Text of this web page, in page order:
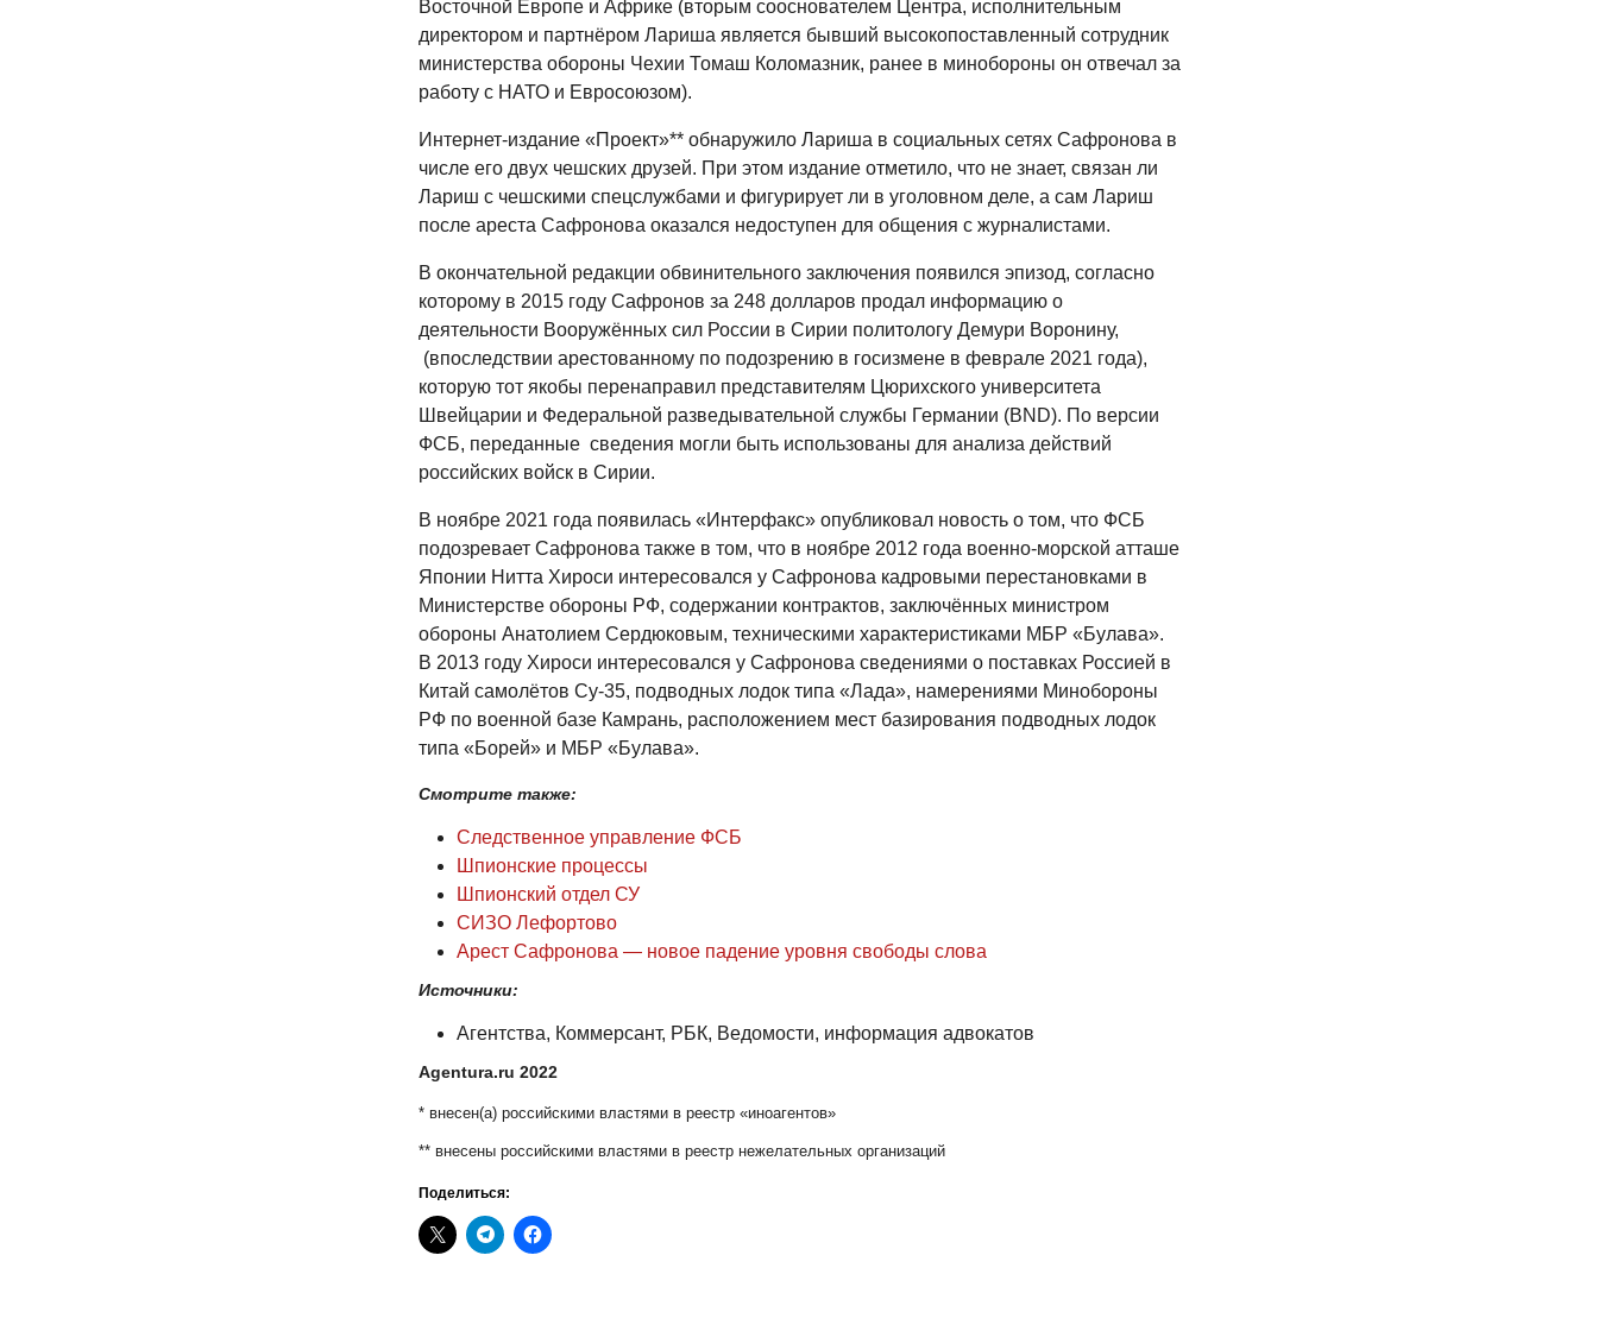
Восточной Европе и Африке (вторым сооснователем Центра, исполнительным
директором и партнёром Лариша является бывший высокопоставленный сотрудник
министерства обороны Чехии Томаш Коломазник, ранее в минобороны он отвечал за
работу с НАТО и Евросоюзом).
Интернет-издание «Проект»** обнаружило Лариша в социальных сетях Сафронова в
числе его двух чешских друзей. При этом издание отметило, что не знает, связан ли
Лариш с чешскими спецслужбами и фигурирует ли в уголовном деле, а сам Лариш
после ареста Сафронова оказался недоступен для общения с журналистами.
В окончательной редакции обвинительного заключения появился эпизод, согласно
которому в 2015 году Сафронов за 248 долларов продал информацию о
деятельности Вооружённых сил России в Сирии политологу Демури Воронину,
(впоследствии арестованному по подозрению в госизмене в феврале 2021 года),
которую тот якобы перенаправил представителям Цюрихского университета
Швейцарии и Федеральной разведывательной службы Германии (BND). По версии
ФСБ, переданные сведения могли быть использованы для анализа действий
российских войск в Сирии.
В ноябре 2021 года появилась «Интерфакс» опубликовал новость о том, что ФСБ
подозревает Сафронова также в том, что в ноябре 2012 года военно-морской атташе
Японии Нитта Хироси интересовался у Сафронова кадровыми перестановками в
Министерстве обороны РФ, содержании контрактов, заключённых министром
обороны Анатолием Сердюковым, техническими характеристиками МБР «Булава».
В 2013 году Хироси интересовался у Сафронова сведениями о поставках Россией в
Китай самолётов Су-35, подводных лодок типа «Лада», намерениями Минобороны
РФ по военной базе Камрань, расположением мест базирования подводных лодок
типа «Борей» и МБР «Булава».
Смотрите также:
Следственное управление ФСБ
Шпионские процессы
Шпионский отдел СУ
СИЗО Лефортово
Арест Сафронова — новое падение уровня свободы слова
Источники:
Агентства, Коммерсант, РБК, Ведомости, информация адвокатов
Agentura.ru 2022
* внесен(a) российскими властями в реестр «иноагентов»
** внесены российскими властями в реестр нежелательных организаций
Поделиться: